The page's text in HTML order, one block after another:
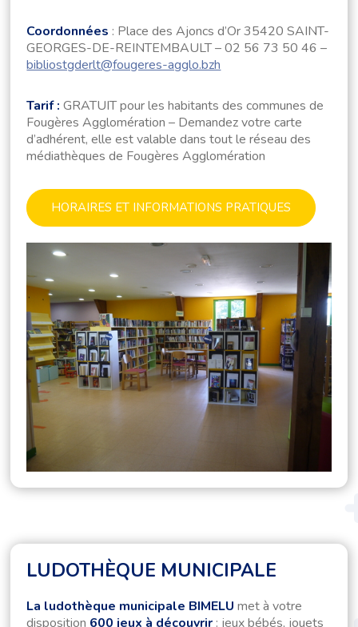
Coordonnées : Place des Ajoncs d’Or 35420 SAINT-
GEORGES-DE-REINTEMBAULT – 02 56 73 50 46 –
bibliostgderlt@fougeres-agglo.bzh
Tarif : GRATUIT pour les habitants des communes de
Fougères Agglomération – Demandez votre carte
d’adhérent, elle est valable dans tout le réseau des
médiathèques de Fougères Agglomération
HORAIRES ET INFORMATIONS PRATIQUES
LUDOTHÈQUE MUNICIPALE
La ludothèque municipale BIMELU met à votre
disposition 600 jeux à découvrir : jeux bébés, jouets